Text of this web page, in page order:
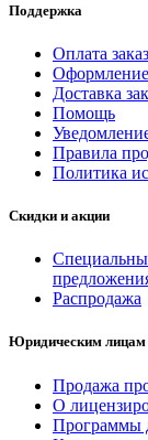
Поддержка
Оплата
Оформление
Доставка
Помощь
Правила
Политика
Скидки и акции
Распродажа
Юридическим лицам
Продажа
О
Программы